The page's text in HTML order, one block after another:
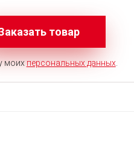
моих персональных данных.